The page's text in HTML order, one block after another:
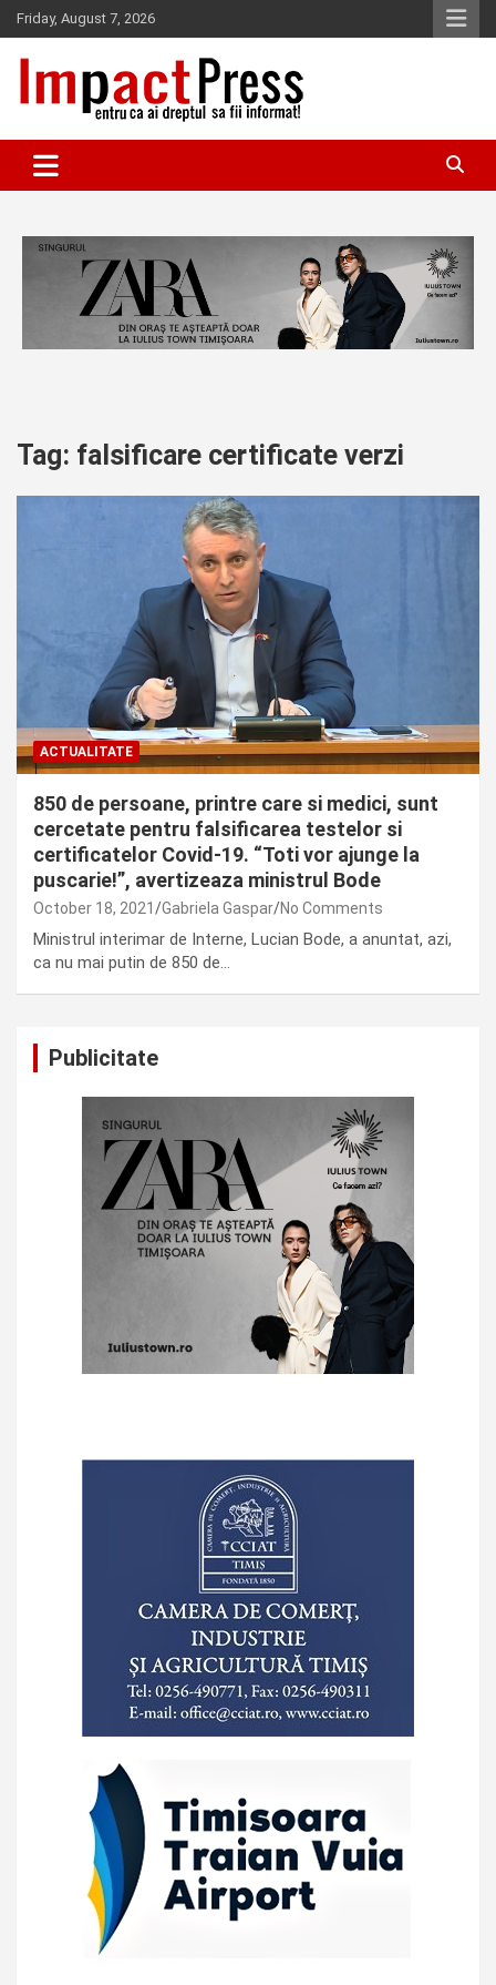
Skip
to
content
Friday, August 7, 2026
IMPACTPRESS
Tag: falsificare certificate verzi
ACTUALITATE
850 de persoane, printre care si medici, sunt
cercetate pentru falsificarea testelor si
certificatelor Covid-19. “Toti vor ajunge la
puscarie!”, avertizeaza ministrul Bode
October 18, 2021 Gabriela Gaspar No Comments
Ministrul interimar de Interne, Lucian Bode, a anuntat, azi,
ca nu mai putin de 850 de…
Publicitate